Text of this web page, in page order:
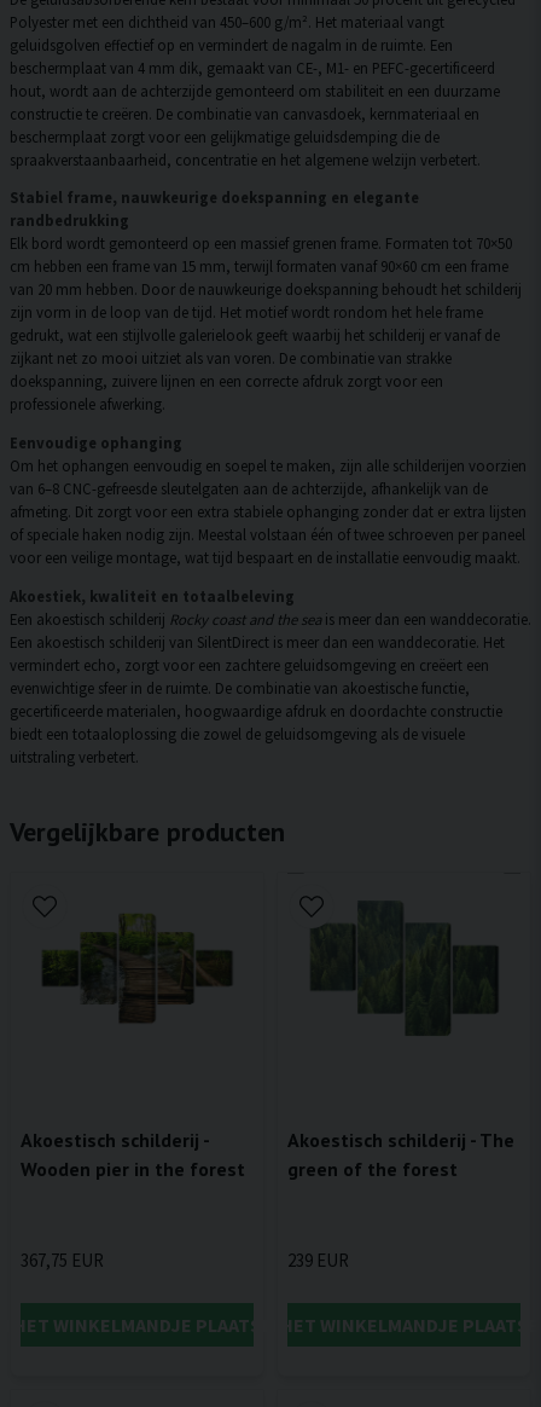
Polyester met een dichtheid van 450–600 g/m². Het materiaal vangt
geluidsgolven effectief op en vermindert de nagalm in de ruimte. Een
beschermplaat van 4 mm dik, gemaakt van CE-, M1- en PEFC-gecertificeerd
hout, wordt aan de achterzijde gemonteerd om stabiliteit en een duurzame
constructie te creëren. De combinatie van canvasdoek, kernmateriaal en
beschermplaat zorgt voor een gelijkmatige geluidsdemping die de
spraakverstaanbaarheid, concentratie en het algemene welzijn verbetert.
Stabiel frame, nauwkeurige doekspanning en elegante
randbedrukking
Elk bord wordt gemonteerd op een massief grenen frame. Formaten tot 70×50
cm hebben een frame van 15 mm, terwijl formaten vanaf 90×60 cm een frame
van 20 mm hebben. Door de nauwkeurige doekspanning behoudt het schilderij
zijn vorm in de loop van de tijd. Het motief wordt rondom het hele frame
gedrukt, wat een stijlvolle galerielook geeft waarbij het schilderij er vanaf de
zijkant net zo mooi uitziet als van voren. De combinatie van strakke
doekspanning, zuivere lijnen en een correcte afdruk zorgt voor een
professionele afwerking.
Eenvoudige ophanging
Om het ophangen eenvoudig en soepel te maken, zijn alle schilderijen voorzien
van 6–8 CNC-gefreesde sleutelgaten aan de achterzijde, afhankelijk van de
afmeting. Dit zorgt voor een extra stabiele ophanging zonder dat er extra lijsten
of speciale haken nodig zijn. Meestal volstaan één of twee schroeven per paneel
voor een veilige montage, wat tijd bespaart en de installatie eenvoudig maakt.
Akoestiek, kwaliteit en totaalbeleving
Een akoestisch schilderij Rocky coast and the sea is meer dan een wanddecoratie.
Een akoestisch schilderij van SilentDirect is meer dan een wanddecoratie. Het
vermindert echo, zorgt voor een zachtere geluidsomgeving en creëert een
evenwichtige sfeer in de ruimte. De combinatie van akoestische functie,
gecertificeerde materialen, hoogwaardige afdruk en doordachte constructie
biedt een totaaloplossing die zowel de geluidsomgeving als de visuele
uitstraling verbetert.
Vergelijkbare producten
Akoestisch schilderij -
Wooden pier in the forest
367,75 EUR
HET WINKELMANDJE PLAATSEN
Akoestisch schilderij - The
green of the forest
239 EUR
IN HET WINKELMANDJE